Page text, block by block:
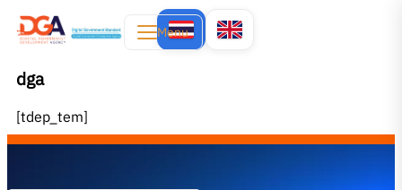
Menu
dga
[tdep_tem]